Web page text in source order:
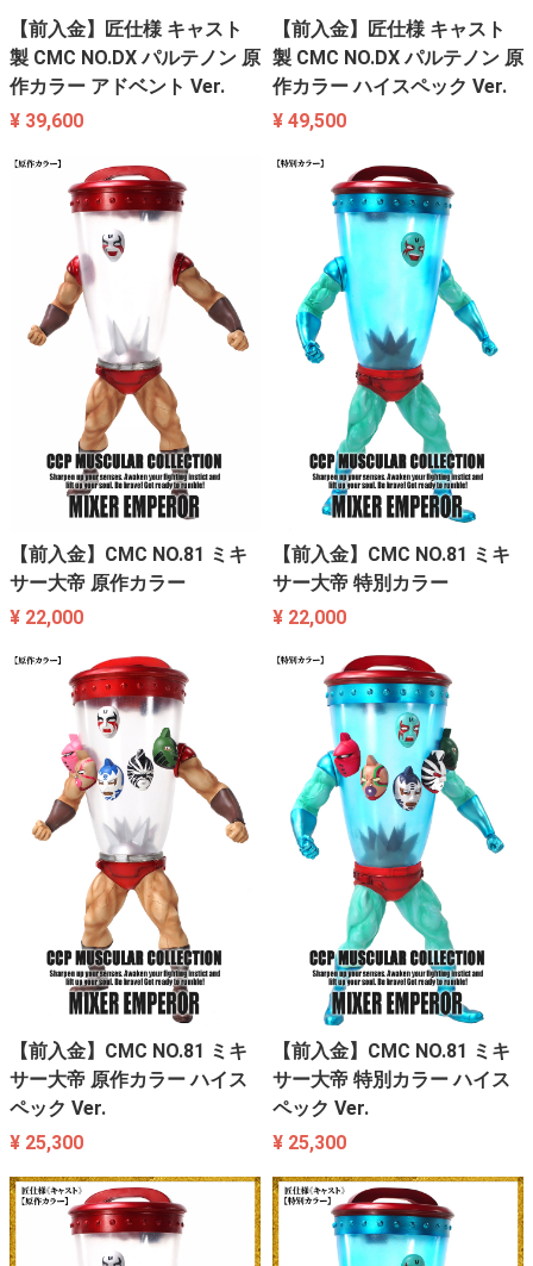
【前入金】匠仕様 キャスト
製 CMC NO.DX パルテノン 原
作カラー アドベント Ver.
¥ 39,600
【前入金】匠仕様 キャスト
製 CMC NO.DX パルテノン 原
作カラー ハイスペック Ver.
¥ 49,500
【前入金】CMC NO.81 ミキ
サー大帝 原作カラー
¥ 22,000
【前入金】CMC NO.81 ミキ
サー大帝 特別カラー
¥ 22,000
【前入金】CMC NO.81 ミキ
サー大帝 原作カラー ハイス
ペック Ver.
¥ 25,300
【前入金】CMC NO.81 ミキ
サー大帝 特別カラー ハイス
ペック Ver.
¥ 25,300